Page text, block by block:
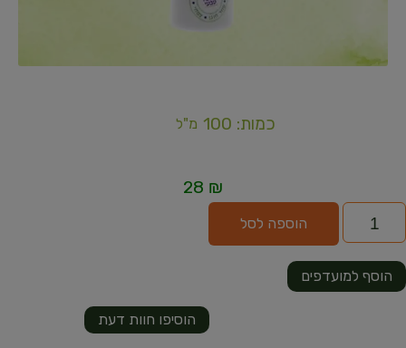
כמות: 100 מ"ל
28 ₪
הוספה לסל
הוסיפו חוות דעת
הוסף למועדפים